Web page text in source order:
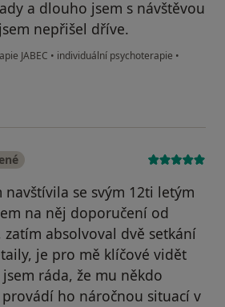
a dlouho jsem s návštěvou
nepřišel dříve.
JABEC • individuální psychoterapie •
navštívila se svým 12ti letým
na něj doporučení od
zatím absolvoval dvě setkání
je pro mě klíčové vidět
ráda, že mu někdo
ho náročnou situací v